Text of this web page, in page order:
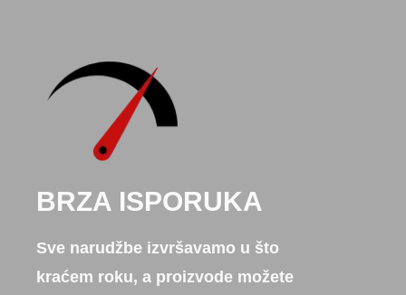
BRZA ISPORUKA
Sve narudžbe izvršavamo u što
kraćem roku, a proizvode možete